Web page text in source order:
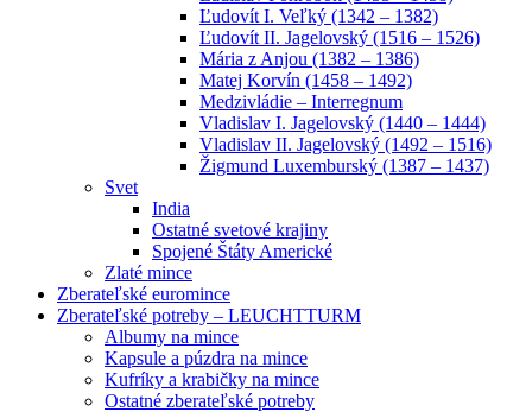
Ľudovít I. Veľký (1342 – 1382)
Ľudovít II. Jagelovský (1516 – 1526)
Mária z Anjou (1382 – 1386)
Matej Korvín (1458 – 1492)
Medzivládie – Interregnum
Vladislav I. Jagelovský (1440 – 1444)
Vladislav II. Jagelovský (1492 – 1516)
Žigmund Luxemburský (1387 – 1437)
Svet
India
Ostatné svetové krajiny
Spojené Štáty Americké
Zlaté mince
Zberateľské euromince
Zberateľské potreby – LEUCHTTURM
Albumy na mince
Kapsule a púzdra na mince
Kufríky a krabičky na mince
Ostatné zberateľské potreby